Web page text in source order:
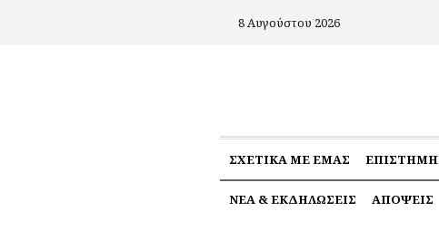
8 Αυγούστου 2026
ΣΧΕΤΙΚΆ ΜΕ ΕΜΆΣ ΕΠΙΣΤΉΜΗ
ΝΈΑ & ΕΚΔΗΛΏΣΕΙΣ ΑΠΌΨΕΙΣ